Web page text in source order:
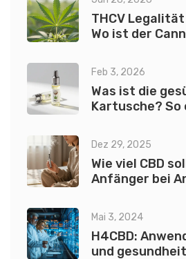
THCV
Wo ist der
Feb 3, 2026
Was ist die
Kartusche? So
Dez 29, 2025
Wie viel CBD
Anfänger bei
Mai 3, 2024
H4CBD:
und